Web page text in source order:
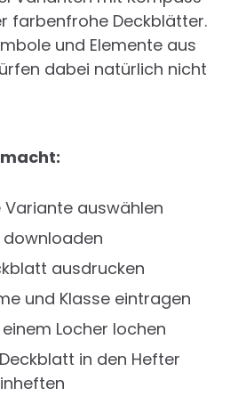
farbenfrohe Deckblätter.
und Elemente aus
dabei natürlich nicht
Variante auswählen
downloaden
ausdrucken
und Klasse eintragen
Locher lochen
in den Hefter